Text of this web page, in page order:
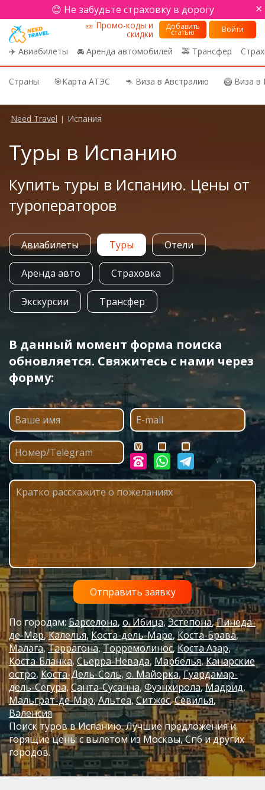
😊 Не забудьте страховку в дорогу ×
✈️ Авиабилеты 🚘 Аренда автомобилей 🚕 Трансфер
🎫 Промо-коды и
скидки
Добавить
статью Войти
Страны 🎯Карта АТЭС 🦘 Виза в Австралию 🥝 Виза
Need Travel | Испания
Туры в Испанию
Купить туры в Испанию. Цены от
туроператоров
Авиабилеты Туры Отели
Аренда авто Страховка
Экскурсии Трансфер
В данный момент форма поиска
обновляется. Свяжитесь с нами через
форму:
По городам:Барселона о. Ибица Эстепона Пинеда-
де-Мар Калелья Коста-дель-Маре Коста-Брава
Малага Таррагона Торремолинос Коста Азар
Коста-Бланка Сьерра-Невада Марбелья Канарские
остро Коста-Дель-Соль о. Майорка Гуардамар-
дель-Сегура Санта-Сусанна Фуэнхирола Мадрид
Мальграт-де-Мар Альтеа Ситжес Севилья
Валенсия
Поиск туров в Испанию. Лучшие предложения и
горящие цены с вылетом из Москвы, Спб и других
городов.